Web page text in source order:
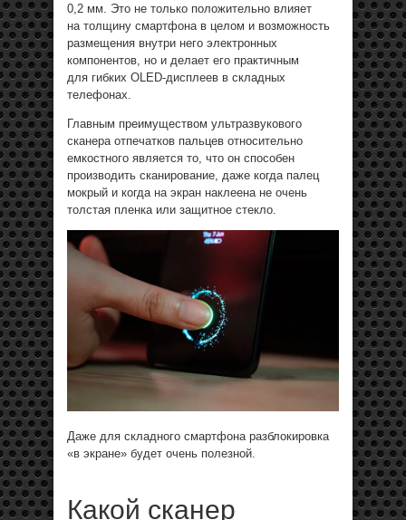
0,2 мм. Это не только положительно влияет
на толщину смартфона в целом и возможность
размещения внутри него электронных
компонентов, но и делает его практичным
для гибких OLED-дисплеев в складных
телефонах.
Главным преимуществом ультразвукового
сканера отпечатков пальцев относительно
емкостного является то, что он способен
производить сканирование, даже когда палец
мокрый и когда на экран наклеена не очень
толстая пленка или защитное стекло.
Даже для складного смартфона разблокировка
«в экране» будет очень полезной.
Какой сканер